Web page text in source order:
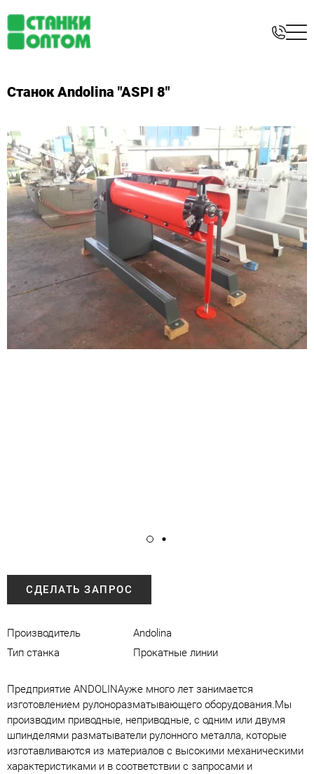
Станок Andolina "ASPI 8"
СДЕЛАТЬ ЗАПРОС
Производитель
Andolina
Тип станка
Прокатные линии
Предприятие ANDOLINAуже много лет занимается
изготовлением рулоноразматывающего оборудования.Мы
производим приводные, неприводные, с одним или двумя
шпинделями разматыватели рулонного металла, которые
изготавливаются из материалов с высокими механическими
характеристиками и в соответствии с запросами и